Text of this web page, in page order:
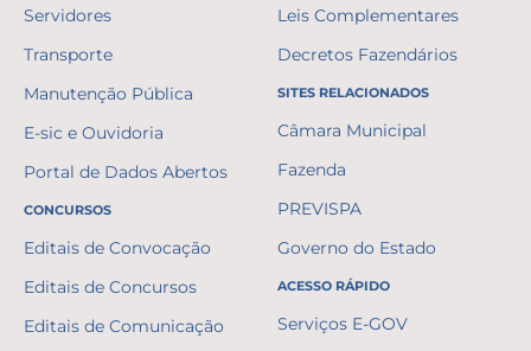
Servidores
Transporte
Manutenção Pública
E-sic e Ouvidoria
Portal de Dados Abertos
CONCURSOS
Editais de Convocação
Editais de Concursos
Editais de Comunicação
Leis Complementares
Decretos Fazendários
SITES RELACIONADOS
Câmara Municipal
Fazenda
PREVISPA
Governo do Estado
ACESSO RÁPIDO
Serviços E-GOV